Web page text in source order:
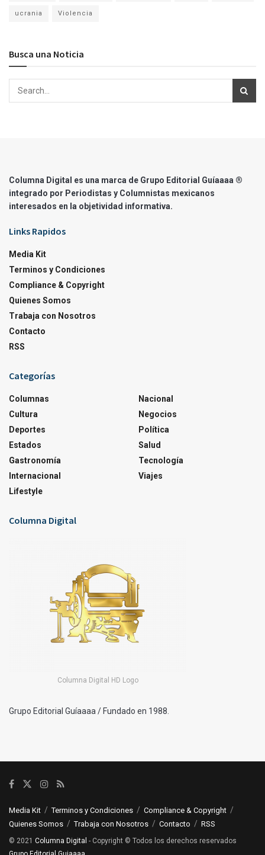
ucrania Violencia
Busca una Noticia
Columna Digital es una marca de Grupo Editorial Guíaaaa ®
integrado por Periodistas y Columnistas mexicanos
interesados en la objetividad informativa.
Links Rapidos
Media Kit
Terminos y Condiciones
Compliance & Copyright
Quienes Somos
Trabaja con Nosotros
Contacto
RSS
Categorías
Columnas
Cultura
Deportes
Estados
Gastronomía
Internacional
Lifestyle
Nacional
Negocios
Política
Salud
Tecnología
Viajes
Columna Digital
Columna Digital HD Logo
Grupo Editorial Guíaaaa / Fundado en 1988.
Media Kit Terminos y Condiciones
Compliance & Copyright
Quienes Somos
Trabaja con Nosotros Contacto RSS
© 2021 Columna Digital - Copyright © Todos los derechos reservados